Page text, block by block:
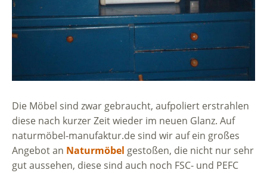
Die Möbel sind zwar gebraucht, aufpoliert erstrahlen
diese nach kurzer Zeit wieder im neuen Glanz. Auf
naturmöbel-manufaktur.de sind wir auf ein großes
Angebot an Naturmöbel gestoßen, die nicht nur sehr
gut aussehen, diese sind auch noch FSC- und PEFC